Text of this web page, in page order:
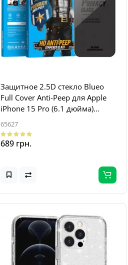
Защитное 2.5D стекло Blueo
Full Cover Anti-Peep для Apple
iPhone 15 Pro (6.1 дюйма)
65627
689 грн.